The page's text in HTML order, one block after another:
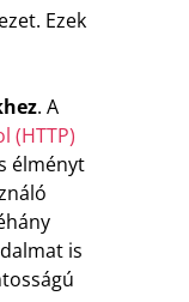
Ezek
. A
(HTTP)
élményt
is